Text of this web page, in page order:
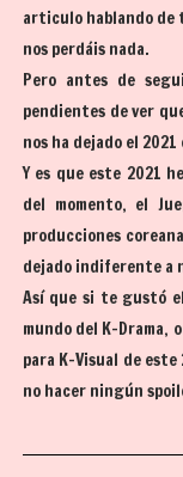
articulo hablando de
nos perdáis nada.
Pero antes de
pendientes de ver
nos ha dejado el
Y es que este 2021
del momento, el
producciones
dejado indiferente a
Así que si te gustó
mundo del K-Drama,
para K-Visual de
no hacer ningún